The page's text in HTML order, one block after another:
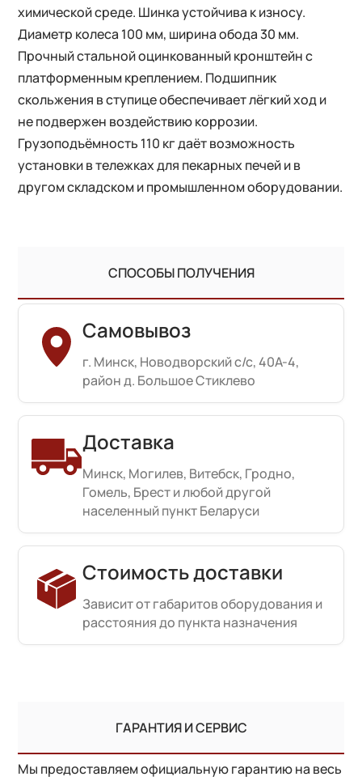
химической среде. Шинка устойчива к износу.
Диаметр колеса 100 мм, ширина обода 30 мм.
Прочный стальной оцинкованный кронштейн с
платформенным креплением. Подшипник
скольжения в ступице обеспечивает лёгкий ход и
не подвержен воздействию коррозии.
Грузоподъёмность 110 кг даёт возможность
установки в тележках для пекарных печей и в
другом складском и промышленном оборудовании.
СПОСОБЫ ПОЛУЧЕНИЯ
Самовывоз
г. Минск, Новодворский с/с, 40А-4,
район д. Большое Стиклево
Доставка
Минск, Могилев, Витебск, Гродно,
Гомель, Брест и любой другой
населенный пункт Беларуси
Стоимость доставки
Зависит от габаритов оборудования и
расстояния до пункта назначения
ГАРАНТИЯ И СЕРВИС
Мы предоставляем официальную гарантию на весь